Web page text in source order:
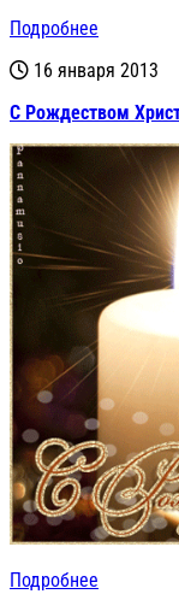
Подробнее
16 января 2013
С Рождеством
Подробнее